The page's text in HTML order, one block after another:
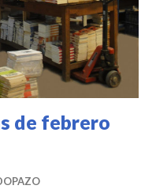
de febrero